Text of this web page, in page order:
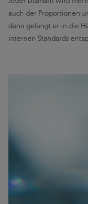
auch der Proportionen
dann gelangt er in die
internen Standards